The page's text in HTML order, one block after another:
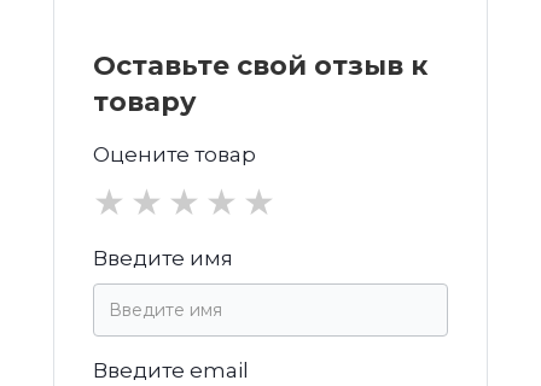
Оставьте свой отзыв к
товару
Оцените товар
★
★
★
★
★
Введите имя
Введите email